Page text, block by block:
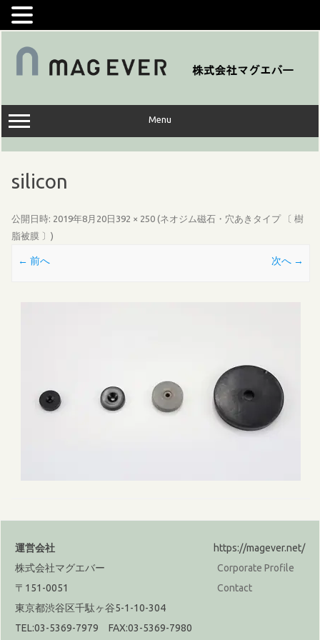
コ
キ
ッ
プ
Menu
silicon
公開日時: 2019年8月20日 392 × 250 (ネオジム磁石・穴あきタイプ 〔 樹
脂被膜 〕 )
← 前へ 次へ →
運営会社
株式会社マグエバー
〒151-0051
東京都渋谷区千駄ヶ谷5-1-10-304
TEL:03-5369-7979 FAX:03-5369-7980
https://magever.net/
Corporate Profile
Contact